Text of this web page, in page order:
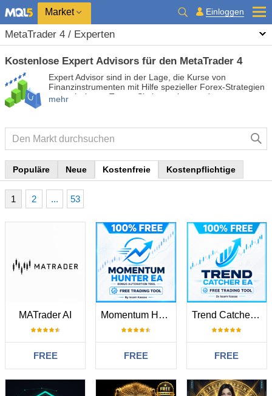
Market Einloggen
MetaTrader 4 / Experten
Kostenlose Expert Advisors für den MetaTrader 4
Expert Advisor sind in der Lage, die Kurse von
Finanzinstrumenten mit Hilfe spezieller Forex-Strategien
zu analysieren. Testen Sie kostenlose und
mehr
Populäre Neue Kostenfreie Kostenpflichtige
1 2 ... 53
MATrader AI
FREE
Momentum Hunter EA
FREE
Trend Catcher EA Pro
FREE